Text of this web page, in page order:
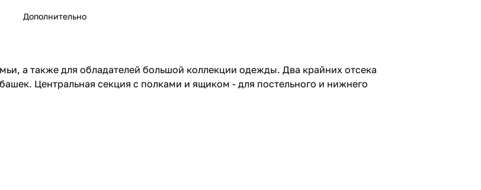
Дополнительно
а также для обладателей большой коллекции одежды. Два крайних отсека
Центральная секция с полками и ящиком - для постельного и нижнего